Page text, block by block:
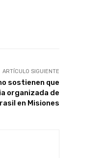
ARTÍCULO SIGUIENTE
sostienen que
organizada de
en Misiones